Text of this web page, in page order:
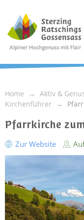
Home Aktiv &
Kirchenführer
Pfarrkirche
Zur Website